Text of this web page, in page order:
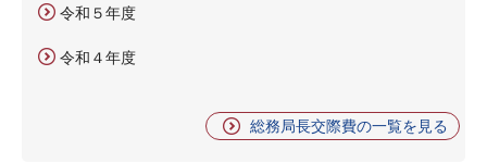
令和５年度
令和４年度
総務局長交際費の一覧を見る